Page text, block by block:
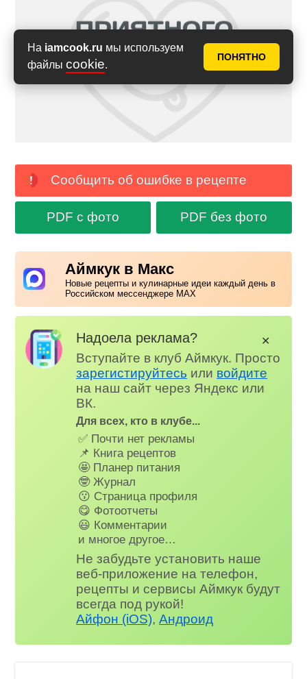
На iamcook.ru мы используем
файлы cookie.
ПОНЯТНО
Сообщить об ошибке в рецепте
PDF с фото PDF без фото
Аймкук в Макс
Новые рецепты и кулинарные идеи каждый день в
Российском мессенджере MAX
Надоела реклама?
Вступайте в клуб Аймкук. Просто
зарегистируйтесь или войдите
на наш сайт через Яндекс или
ВК.
Для всех, кто в клубе...
✅ Почти нет рекламы
📌 Книга рецептов
🤩 Планер питания
🤓 Журнал
😗 Страница профиля
😋 Фотоотчеты
😃 Комментарии
и многое другое…
Не забудьте установить наше
веб-приложение на телефон,
рецепты и сервисы Аймкук будут
всегда под рукой!
Айфон (iOS),Андроид
✕